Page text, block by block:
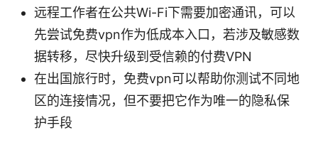
远程工作者在公共Wi-Fi下需要加密通讯，可以
先尝试免费vpn作为低成本入口，若涉及敏感数
据转移，尽快升级到受信赖的付费VPN
在出国旅行时，免费vpn可以帮助你测试不同地
区的连接情况，但不要把它作为唯一的隐私保
护手段